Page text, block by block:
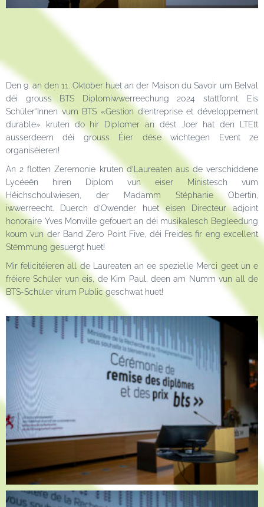
Den 9. an den 11. Oktober huet an der Maison du Savoir um Belval
déi grouss BTS Diplomiwwerreechung 2024 stattfonnt. Eis
Schüler*Innen vum BTS «Gestion d’entreprise et développement
durable» kruten do hir Diplomer an dëst Joer hat den LTEtt
ausserdeem déi grouss Éier dëse wichtegen Event ze
organiséieren!
An 2 flotten Zeremonie kruten d’Laureaten aus de verschiddene
Lycéeën hiren Diplom vun eiser Ministesch vum
Héichschoulwiesen, der Madamm Stéphanie Obertin,
iwwerreecht. Duerch d’Owender huet eisen Directeur adjoint
honoraire Yves Monville gefouert an déi musikalesch Begleedung
koum vun der Band Zero Point Five, déi Freides fir eng excellent
Stëmmung gesuergt huet!
Mir felicitéieren all de Laureaten an ee spezielle Merci geet un e
fréiere Schüler vun eis, de Kim Paul, deen am Numm vun all de
BTS-Schüler virum Public geschwat huet!